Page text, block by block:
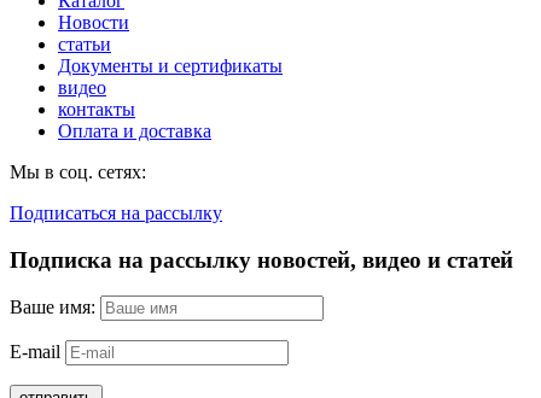
Новости
статьи
Документы и сертификаты
видео
контакты
Оплата и доставка
Мы в соц. сетях:
Подписаться на рассылку
Подписка на рассылку новостей, видео и статей
Ваше имя:
E-mail